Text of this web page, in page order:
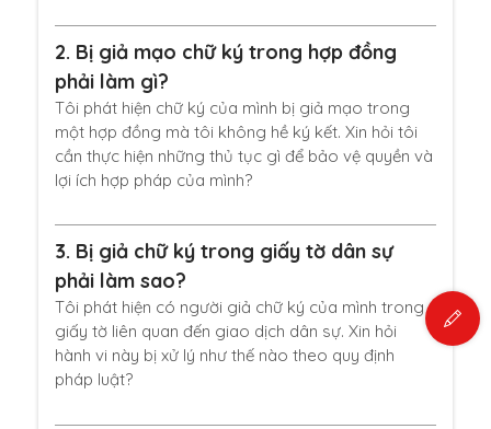
2. Bị giả mạo chữ ký trong hợp đồng
phải làm gì?
Tôi phát hiện chữ ký của mình bị giả mạo trong
một hợp đồng mà tôi không hề ký kết. Xin hỏi tôi
cần thực hiện những thủ tục gì để bảo vệ quyền và
lợi ích hợp pháp của mình?
3. Bị giả chữ ký trong giấy tờ dân sự
phải làm sao?
Tôi phát hiện có người giả chữ ký của mình trong
giấy tờ liên quan đến giao dịch dân sự. Xin hỏi
hành vi này bị xử lý như thế nào theo quy định
pháp luật?